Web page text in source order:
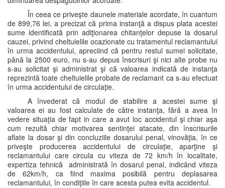
În ceea ce priveşte daunele materiale acordate, în cuantum
de 899,76 lei, a precizat că prima instanţă a dispus plata acestei
sume identificată prin adiţionarea chitanţelor depuse la dosarul
cauzei, privind cheltuielile ocazionate cu tratamentul reclamantului
în urma accidentului, apreciind că pentru restul sumei solicitate,
până la 2500 euro, nu s-au depus înscrisuri şi nici alte probe nu
s-au solicitat şi administrat şi că valoarea indicată de instanţa
reprezintă toate cheltuielile probate de reclamant ca s-au efectuat
în urma accidentului de circulaţie.
A învederat că modul de stabilire a acestei sume şi
valoarea ei au fost calculate de către instanţa, fără a avea în
vedere situaţia de fapt in care a avut loc accidentul şi chiar aşa
cum rezultă chiar motivarea sentinţei atacate, din înscrisurile
aflate la dosar şi din concluziile dosarului penal, vinovăţia, în ce
priveşte producerea accidentului de circulaţie, aparţine şi
reclamantului care circula cu viteza de 72 km/h în localitate,
expertiza tehnică administrată în dosarul penal, indicând viteza
de 62km/h, ca fiind maxima posibilă pentru deplasarea
reclamantului, în condiţiile în care acesta putea evita accidentul.